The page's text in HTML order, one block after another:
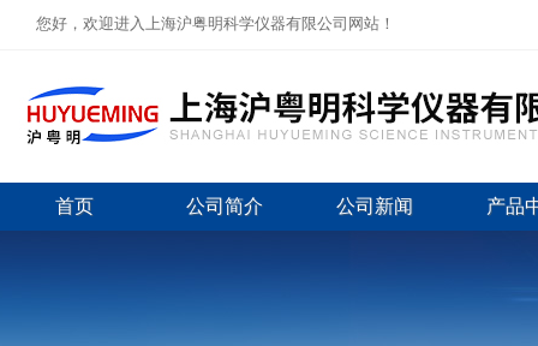
您好，欢迎进入上海沪粤明科学仪器有限公司网站！
首页 公司简介 公司新闻 产品